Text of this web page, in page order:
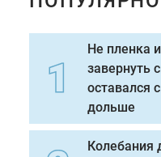
Не пленка
завернуть
оставался
дольше
Колебания